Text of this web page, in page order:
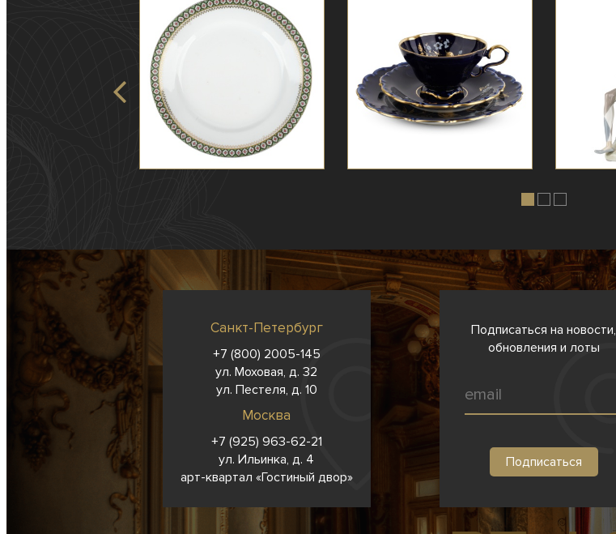
Санкт-Петербург
+7 (800) 2005-145
ул. Моховая, д. 32
ул. Пестеля, д. 10
Москва
+7 (925) 963-62-21
ул. Ильинка, д. 4
арт-квартал «Гостиный двор»
Подписаться на новости,
обновления и лоты